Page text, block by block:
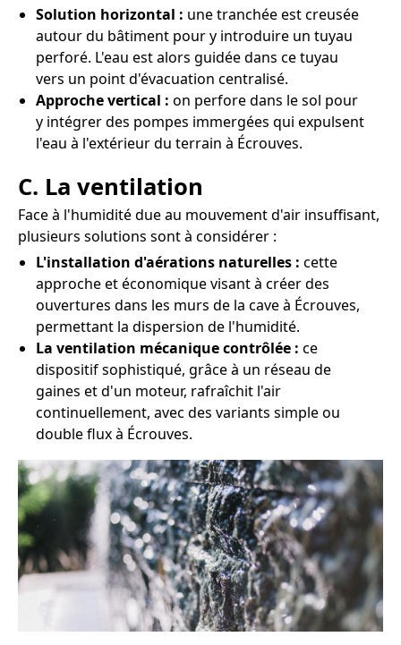
Solution horizontal : une tranchée est creusée
autour du bâtiment pour y introduire un tuyau
perforé. L'eau est alors guidée dans ce tuyau
vers un point d'évacuation centralisé.
Approche vertical : on perfore dans le sol pour
y intégrer des pompes immergées qui expulsent
l'eau à l'extérieur du terrain à Écrouves.
C. La ventilation
Face à l'humidité due au mouvement d'air insuffisant,
plusieurs solutions sont à considérer :
L'installation d'aérations naturelles : cette
approche et économique visant à créer des
ouvertures dans les murs de la cave à Écrouves,
permettant la dispersion de l'humidité.
La ventilation mécanique contrôlée : ce
dispositif sophistiqué, grâce à un réseau de
gaines et d'un moteur, rafraîchit l'air
continuellement, avec des variants simple ou
double flux à Écrouves.